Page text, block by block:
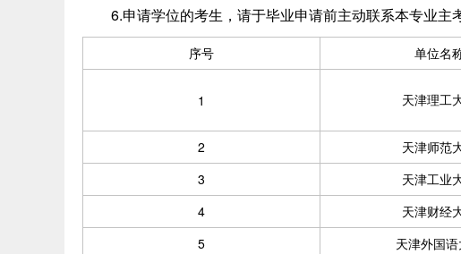
6.申请学位的考生，请于毕业申请前主动联系本专业主
序号 单位名
1 天津理工
2
天津师范
3
天津工业
4
天津财经
5
天津外国